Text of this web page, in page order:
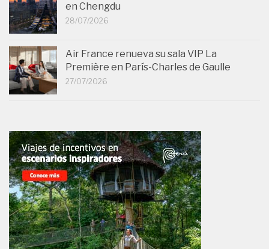
en Chengdu
28/07/2026
Air France renueva su sala VIP La
Première en París-Charles de Gaulle
27/07/2026